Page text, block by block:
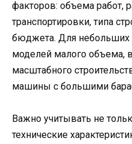
факторов: объема работ,
транспортировки, типа
бюджета. Для небольших
моделей малого объема,
масштабного
машины с большими
Важно учитывать не
технические